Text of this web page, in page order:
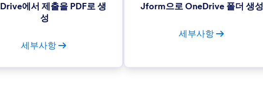
에서 제출을 PDF로 생
성
세부사항
Jform으로 OneDrive 폴더 생성
세부사항